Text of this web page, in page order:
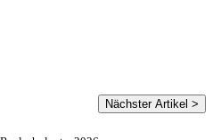
Nächster Artikel >